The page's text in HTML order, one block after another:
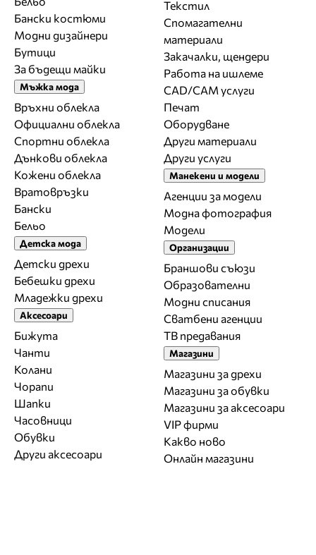
Бански костюми
Модни дизайнери
Бутици
За бъдещи майки
Мъжка мода
Връхни облекла
Официални облекла
Спортни облекла
Дънкови облекла
Кожени облекла
Вратовръзки
Бански
Бельо
Детска мода
Детски дрехи
Бебешки дрехи
Младежки дрехи
Аксесоари
Бижута
Чанти
Колани
Чорапи
Шапки
Часовници
Обувки
Други аксесоари
Текстил
Спомагателни
материали
Закачалки, щендери
Работа на ишлеме
CAD/CAM услуги
Печат
Оборудване
Други материали
Други услуги
Манекени и модели
Агенции за модели
Модна фотография
Модели
Организации
Браншови съюзи
Образователни
Модни списания
Сватбени агенции
ТВ предавания
Магазини
Магазини за дрехи
Магазини за обувки
Магазини за aксесоари
VIP фирми
Какво ново
Онлайн магазини